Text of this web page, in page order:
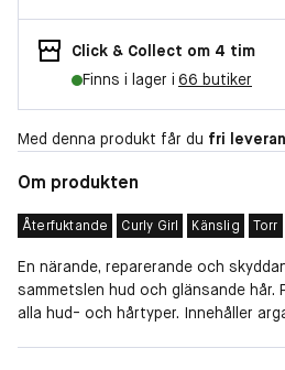
Click & Collect om 4 tim
Finns i lager i 66 butiker
Med denna produkt får du fri
Om produkten
Återfuktande Curly Girl Känslig Torr
En närande, reparerande och
sammetslen hud och glänsande hår.
alla hud- och hårtyper. Innehåller